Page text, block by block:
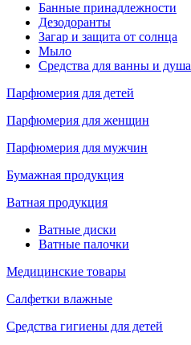
Банные принадлежности
Дезодоранты
Загар и защита от солнца
Мыло
Средства для ванны и душа
Парфюмерия для детей
Парфюмерия для женщин
Парфюмерия для мужчин
Бумажная продукция
Ватная продукция
Ватные диски
Ватные палочки
Медицинские товары
Салфетки влажные
Средства гигиены для детей